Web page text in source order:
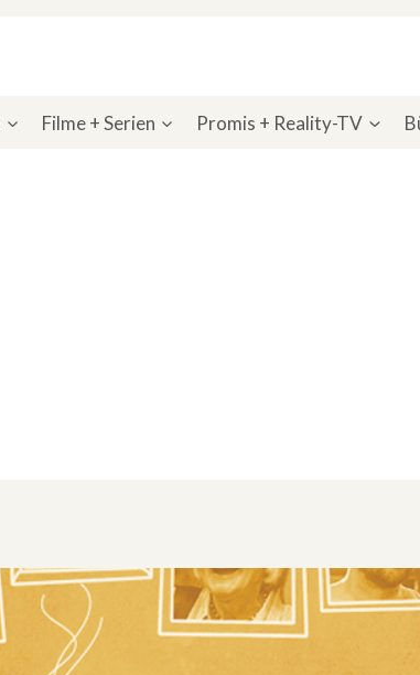
Filme + Serien Promis + Reality-TV